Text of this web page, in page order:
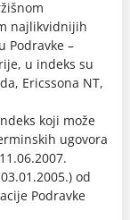
najlikvidnijih
Podravke –
u indeks su
Ericssona NT,
koji može
ugovora
od
Podravke